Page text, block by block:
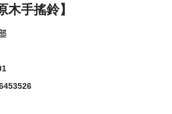
木手搖鈴】